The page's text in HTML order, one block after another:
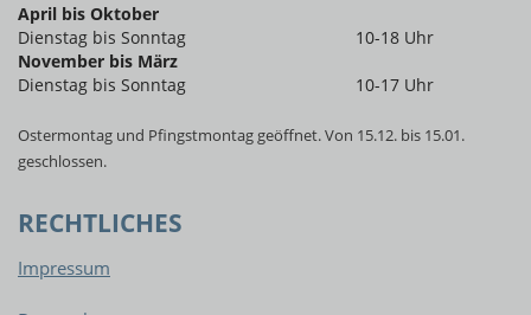
April bis Oktober
Dienstag bis Sonntag
10-18 Uhr
November bis März
Dienstag bis Sonntag
10-17 Uhr
Ostermontag und Pfingstmontag geöffnet. Von 15.12. bis 15.01.
geschlossen.
RECHTLICHES
Impressum